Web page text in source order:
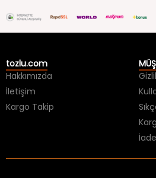
tozlu.com
Hakkımızda
İletişim
Kargo Takip